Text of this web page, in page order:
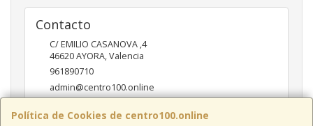
Política de Cookies de centro100.online
Contacto
C/ EMILIO CASANOVA ,4
46620AYORA,Valencia
961890710
admin@centro100.online